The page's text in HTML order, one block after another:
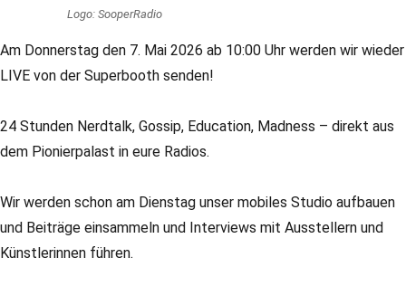
Logo: SooperRadio
Am Donnerstag den 7. Mai 2026 ab 10:00 Uhr werden wir wieder
LIVE von der Superbooth senden!
24 Stunden Nerdtalk, Gossip, Education, Madness – direkt aus
dem Pionierpalast in eure Radios.
Wir werden schon am Dienstag unser mobiles Studio aufbauen
und Beiträge einsammeln und Interviews mit Ausstellern und
Künstlerinnen führen.